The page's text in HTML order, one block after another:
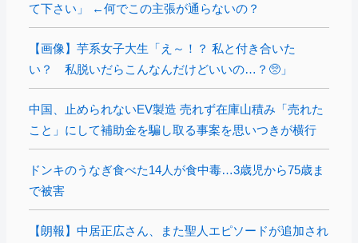
て下さい」 ←何でこの主張が通らないの？
【画像】芋系女子大生「え～！？ 私と付き合いた
い？ 私脱いだらこんなんだけどいいの…？🥺」
中国、止められないEV製造 売れず在庫山積み「売れた
こと」にして補助金を騙し取る事案を思いつきが横行
ドンキのうなぎ食べた14人が食中毒…3歳児から75歳ま
で被害
【朗報】中居正広さん、また聖人エピソードが追加され